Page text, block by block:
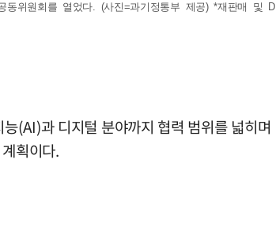
동위원회를 열었다. (사진=과기정통부 제공) *재판매 및
(AI)과 디지털 분야까지 협력 범위를 넓히
획이다.